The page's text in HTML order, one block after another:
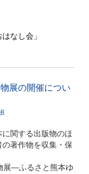
なし会」
展の開催につい
関する出版物のほ
著作物を収集・保
展―ふるさと熊本ゆ